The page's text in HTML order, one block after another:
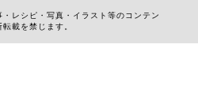
レシピ・写真・イラスト等のコンテン
載を禁じます。